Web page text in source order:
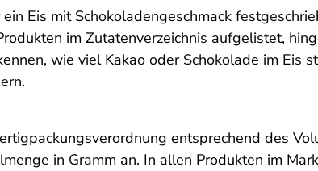
Eis mit Schokoladengeschmack
im Zutatenverzeichnis aufgelistet,
wie viel Kakao oder Schokolade im Eis
entsprechend des
in Gramm an. In allen Produkten im